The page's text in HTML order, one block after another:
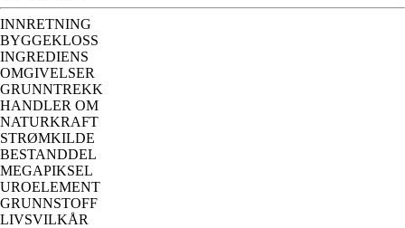
INNRETNING
BYGGEKLOSS
INGREDIENS
OMGIVELSER
GRUNNTREKK
HANDLER OM
NATURKRAFT
STRØMKILDE
BESTANDDEL
MEGAPIKSEL
UROELEMENT
GRUNNSTOFF
LIVSVILKÅR